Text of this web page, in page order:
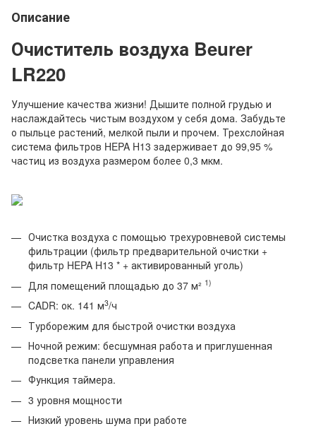
Описание
Очиститель воздуха Beurer
LR220
Улучшение качества жизни! Дышите полной грудью и
наслаждайтесь чистым воздухом у себя дома. Забудьте
о пыльце растений, мелкой пыли и прочем. Трехслойная
система фильтров HEPA H13 задерживает до 99,95 %
частиц из воздуха размером более 0,3 мкм.
Очистка воздуха с помощью трехуровневой системы
фильтрации (фильтр предварительной очистки +
фильтр HEPA H13 * + активированный уголь)
Для помещений площадью до 37 м² 1)
CADR: ок. 141 м3/ч
Турборежим для быстрой очистки воздуха
Ночной режим: бесшумная работа и приглушенная
подсветка панели управления
Функция таймера.
3 уровня мощности
Низкий уровень шума при работе